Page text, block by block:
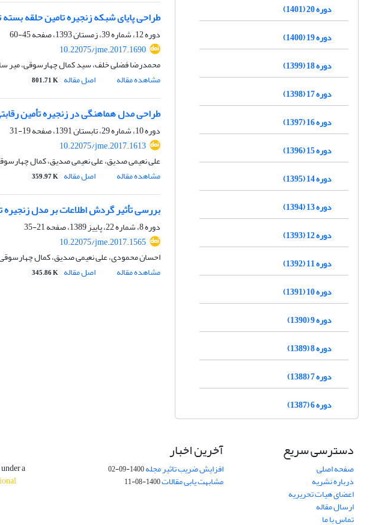
طراحی پایای شبکه زنجیره تامین حلقه
دوره 12، شماره 39، زمستان 1393، صفحه
45-60
10.22075/jme.2017.1690
محمدرضا فضلی خلف، سید کمال چهارسوقی، میر
مشاهده مقاله
اصل مقاله 801.71 K
طراحی مدل هماهنگی در زنجیره تأمین
دوره 10، شماره 29، تابستان 1391، صفحه
19-31
10.22075/jme.2017.1613
علی نعیمی صدیق، علی نعیمی صدیق، کمال
مشاهده مقاله
اصل مقاله 359.97 K
بررسی تأثیر گردش اطلاعات بر مدل
دوره 8، شماره 22، پاییز 1389، صفحه
21-35
10.22075/jme.2017.1565
احسان محمودی، علی نعیمی صدیق، کمال
مشاهده مقاله
اصل مقاله 345.86 K
دوره 20 (1401)
دوره 19 (1400)
دوره 18 (1399)
دوره 17 (1398)
دوره 16 (1397)
دوره 15 (1396)
دوره 14 (1395)
دوره 13 (1394)
دوره 12 (1393)
دوره 11 (1392)
دوره 10 (1391)
دوره 9 (1390)
دوره 8 (1389)
دوره 7 (1388)
دوره 6 (1387)
دسترسی سریع
صفحه اصلی
درباره نشریه
اعضای هیات تحریریه
ارسال مقاله
تماس با ما
آخرین اخبار
افزایش ضریب تاثیر مجله1400-09-02
مشابهت یابی مقالات1400-08-11
a